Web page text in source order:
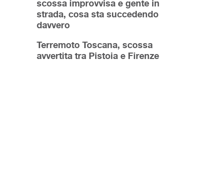
scossa improvvisa e gente in
strada, cosa sta succedendo
davvero
Terremoto Toscana, scossa
avvertita tra Pistoia e Firenze